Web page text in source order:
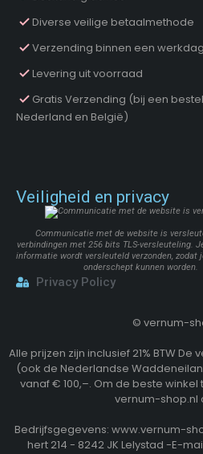
Diverse veilige betaalmethode
Verzending binnen een werkdag
Levering uit voorraad
Gratis Verzending (bij een
Nederland en België)
Veiligheid en privacy
Communicatie met de website is
verbindingen met 256 bits TLS-versleuteling.
informatie wordt versleuteld verzonden, zodat
onderschept kunnen worden.
Privacy Policy
© vernum-
Alle prijzen zijn inclusief 21% BTW
(ook de Nederlandse
vanaf € 100,–. Om de beste
vernum-shop.nl
Bedrijfsgegevens: www.vernum-
hert 214 - 8242 JK Lelystad -E-